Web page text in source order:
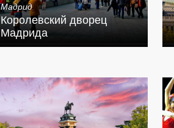
Мадрид
Королевский дворец
Мадрида